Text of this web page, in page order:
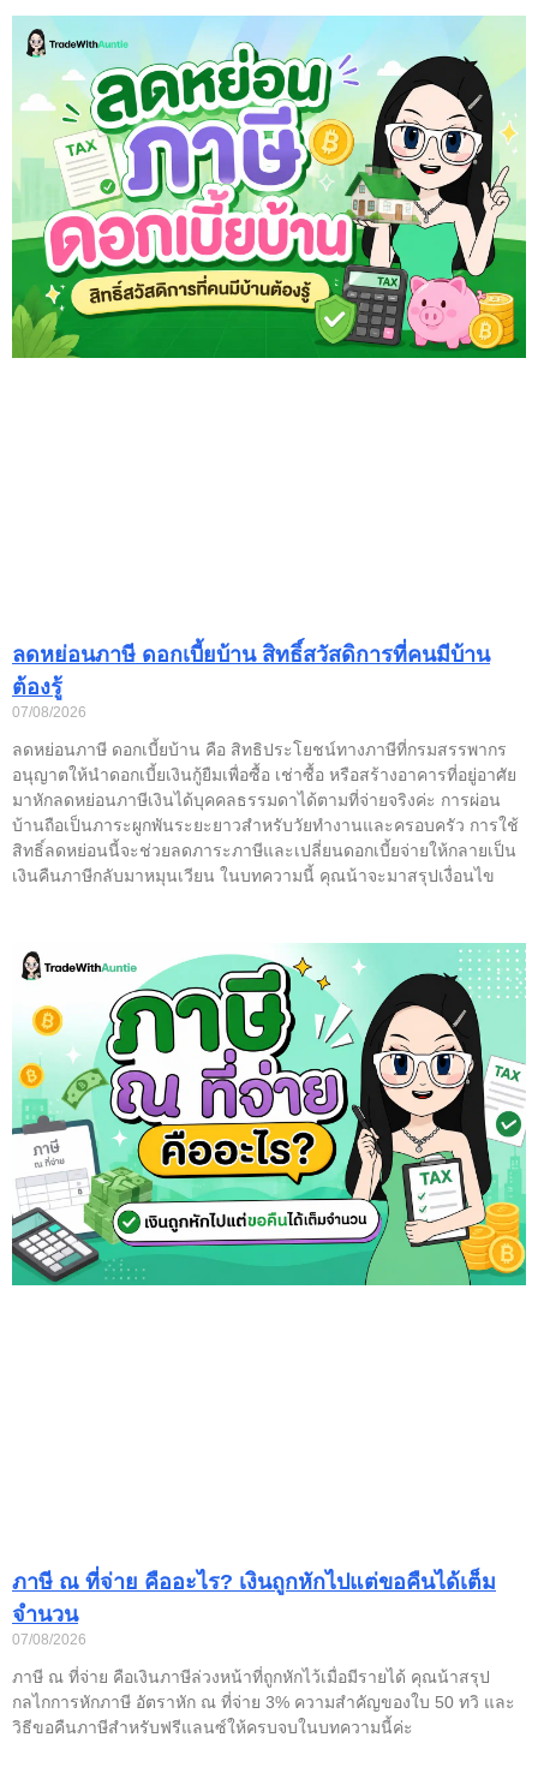
ลดหย่อนภาษี ดอกเบี้ยบ้าน สิทธิ์สวัสดิการที่คนมีบ้าน
ต้องรู้
07/08/2026
ลดหย่อนภาษี ดอกเบี้ยบ้าน คือ สิทธิประโยชน์ทางภาษีที่กรมสรรพากร
อนุญาตให้นำดอกเบี้ยเงินกู้ยืมเพื่อซื้อ เช่าซื้อ หรือสร้างอาคารที่อยู่อาศัย
มาหักลดหย่อนภาษีเงินได้บุคคลธรรมดาได้ตามที่จ่ายจริงค่ะ การผ่อน
บ้านถือเป็นภาระผูกพันระยะยาวสำหรับวัยทำงานและครอบครัว การใช้
สิทธิ์ลดหย่อนนี้จะช่วยลดภาระภาษีและเปลี่ยนดอกเบี้ยจ่ายให้กลายเป็น
เงินคืนภาษีกลับมาหมุนเวียน ในบทความนี้ คุณน้าจะมาสรุปเงื่อนไข
ภาษี ณ ที่จ่าย คืออะไร? เงินถูกหักไปแต่ขอคืนได้เต็ม
จำนวน
07/08/2026
ภาษี ณ ที่จ่าย คือเงินภาษีล่วงหน้าที่ถูกหักไว้เมื่อมีรายได้ คุณน้าสรุป
กลไกการหักภาษี อัตราหัก ณ ที่จ่าย 3% ความสำคัญของใบ 50 ทวิ และ
วิธีขอคืนภาษีสำหรับฟรีแลนซ์ให้ครบจบในบทความนี้ค่ะ